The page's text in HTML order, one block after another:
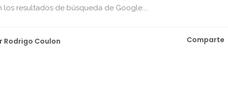
los resultados de búsqueda de Google....
Rodrigo Coulon Comparte